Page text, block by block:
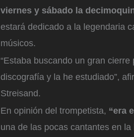
viernes y sábado la
estará dedicado a la legendaria
músicos.
“Estaba buscando un gran
discografía y la he estudiado”,
Streisand.
En opinión del trompetista, “era
una de las pocas cantantes en